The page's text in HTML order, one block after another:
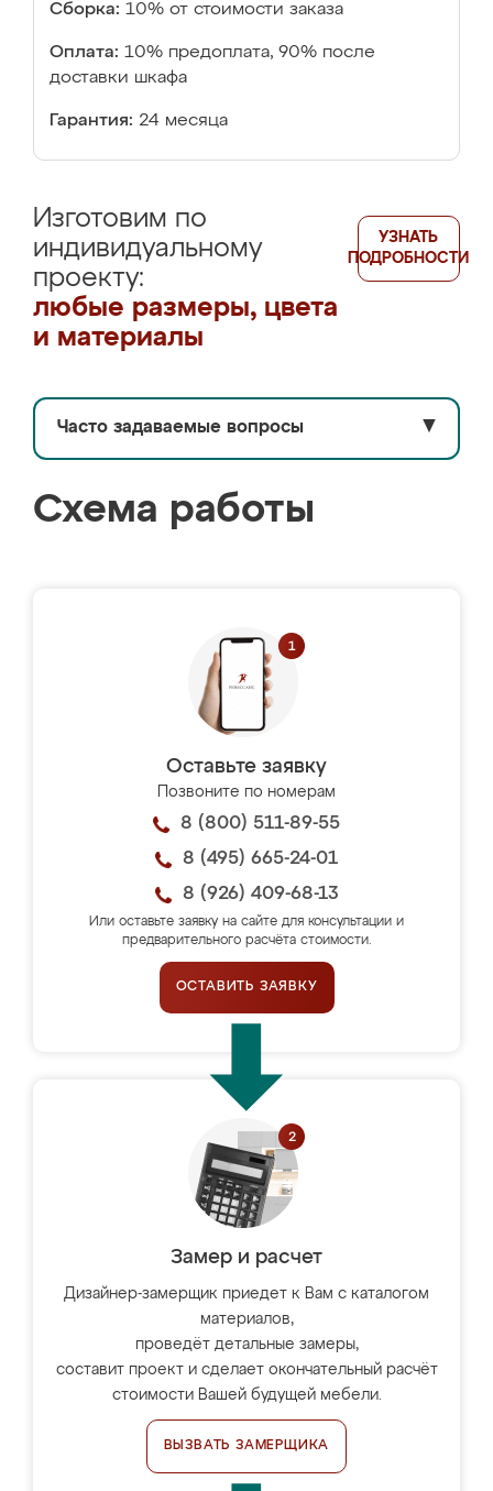
Сборка: 10% от стоимости заказа
Оплата: 10% предоплата, 90% после
доставки шкафа
Гарантия: 24 месяца
Изготовим по
индивидуальному
проекту:
любые размеры, цвета
и материалы
УЗНАТЬ
ПОДРОБНОСТИ
Часто задаваемые вопросы ▼
Схема работы
Оставьте заявку
Позвоните по номерам
8 (800) 511-89-55
8 (495) 665-24-01
8 (926) 409-68-13
Или оставьте заявку на сайте для консультации и
предварительного расчёта стоимости.
ОСТАВИТЬ ЗАЯВКУ
Замер и расчет
Дизайнер-замерщик приедет к Вам с каталогом
материалов,
проведёт детальные замеры,
составит проект и сделает окончательный расчёт
стоимости Вашей будущей мебели.
ВЫЗВАТЬ ЗАМЕРЩИКА